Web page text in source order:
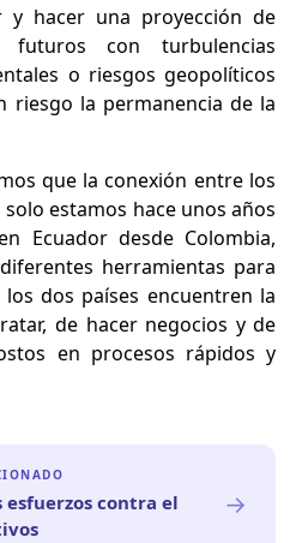
y hacer una proyección de
con turbulencias
o riesgos geopolíticos
riesgo la permanencia de la
que la conexión entre los
estamos hace unos años
Ecuador desde Colombia,
herramientas para
dos países encuentren la
de hacer negocios y de
en procesos rápidos y
esfuerzos contra el
→